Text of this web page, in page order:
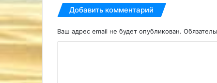
Добавить комментарий
Ваш адрес email не будет опубликован.